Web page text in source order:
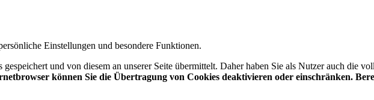
Einstellungen und besondere Funktionen.
und von diesem an unserer Seite übermittelt. Daher haben Sie als Nutzer auch die
können Sie die Übertragung von Cookies deaktivieren oder einschränken.